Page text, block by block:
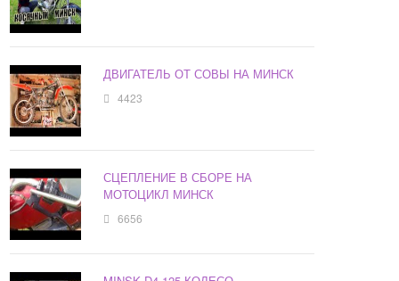
ДВИГАТЕЛЬ ОТ СОВЫ НА МИНСК
4423
СЦЕПЛЕНИЕ В СБОРЕ НА
МОТОЦИКЛ МИНСК
6656